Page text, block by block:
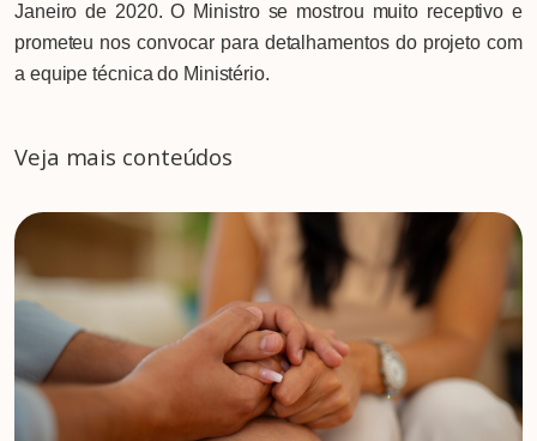
Janeiro de 2020. O Ministro se mostrou muito receptivo e
prometeu nos convocar para detalhamentos do projeto com
a equipe técnica do Ministério.
Veja mais conteúdos